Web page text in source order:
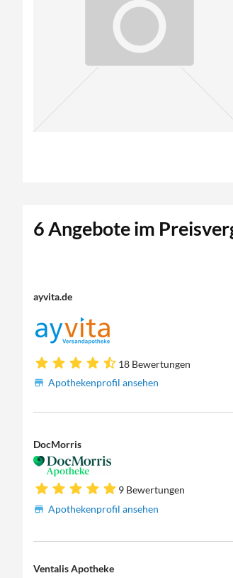
6 Angebote im
ayvita.de
18 Bewertungen
Apothekenprofil ansehen
DocMorris
9 Bewertungen
Apothekenprofil ansehen
Ventalis Apotheke